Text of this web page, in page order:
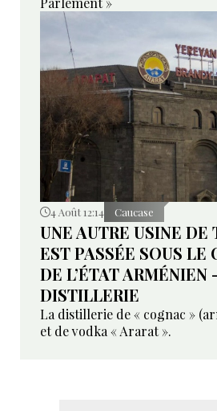
4 Août 12:14 Caucase
UNE AUTRE USINE DE
EST PASSÉE SOUS LE
DE L’ÉTAT ARMÉNIEN
DISTILLERIE
La distillerie de « cognac »
et de vodka « Ararat ».